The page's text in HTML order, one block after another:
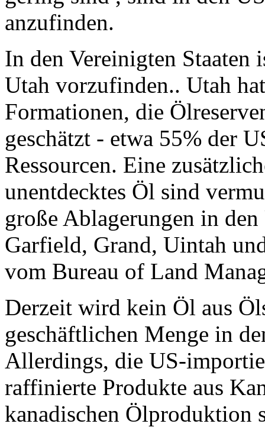
anzufinden.
In den Vereinigten
Utah vorzufinden.. Utah
Formationen, die
geschätzt - etwa 55% der
Ressourcen. Eine
unentdecktes Öl sind
große Ablagerungen in
Garfield, Grand, Uintah
vom Bureau of Land
Derzeit wird kein Öl aus
geschäftlichen Menge in
Allerdings, die US-
raffinierte Produkte aus
kanadischen Ölproduktion